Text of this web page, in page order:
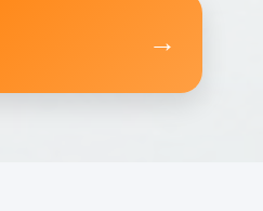
→